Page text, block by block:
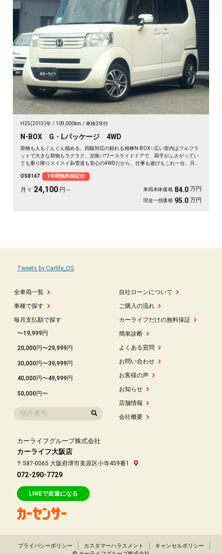
H25(2013)年 109,000km 車検2年付
N-BOX G・Lパッケージ 4WD
荷物も人もぐんぐん積める、四駆対応の頼れる相棒N-BOX✨広い室内はフルフラ
ットで大きな荷物もラクラク。左側パワースライドドアで、両手がふさがってい
ても乗り降りスイスイ👍雪道も安心の4WDだから、仕事も遊びもこれ一台。月々
りや週末の遠出まで、暮らしの相棒にぴったり💫《1年保証付》で安心の一台😊
OS8147 1年間無料保証付
月々 24,100 円～ 車両本体価格 84.0 万円
現金一括価格 95.0 万円
全車両一覧
車種で探す
毎月支払額で探す
〜19,999円
20,000円〜29,999円
30,000円〜39,999円
40,000円〜49,999円
50,000円〜
自社ローンについて
ご購入の流れ
カーライフだけの無料保証
簡単診断
よくある質問
お問い合わせ
お客様の声
お知らせ
店舗情報
会社概要
Tweets by Carlife_OS
カーライフグループ株式会社
カーライフ大阪店
〒587-0065 大阪府堺市美原区小寺459番1
072-290-7729
LINEで友達になる
プライバシーポリシー カスタマーハラスメント
キャンセルポリシー